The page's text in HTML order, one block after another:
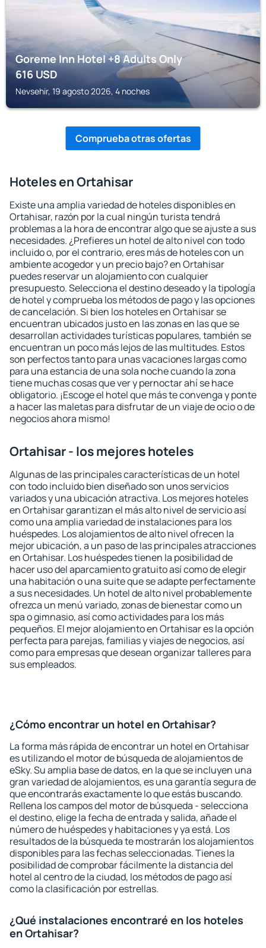
Goreme Inn Hotel +8 Adults Only
616USD
Nevsehir, 19 agosto 2026, 4 noches
Comprueba otras ofertas
Hoteles en Ortahisar
Existe una amplia variedad de hoteles disponibles en
Ortahisar, razón por la cual ningún turista tendrá
problemas a la hora de encontrar algo que se ajuste a sus
necesidades. ¿Prefieres un hotel de alto nivel con todo
incluido o, por el contrario, eres más de hoteles con un
ambiente acogedor y un precio bajo? en Ortahisar
puedes reservar un alojamiento con cualquier
presupuesto. Selecciona el destino deseado y la tipología
de hotel y comprueba los métodos de pago y las opciones
de cancelación. Si bien los hoteles en Ortahisar se
encuentran ubicados justo en las zonas en las que se
desarrollan actividades turísticas populares, también se
encuentran un poco más lejos de las multitudes. Estos
son perfectos tanto para unas vacaciones largas como
para una estancia de una sola noche cuando la zona
tiene muchas cosas que ver y pernoctar ahí se hace
obligatorio. ¡Escoge el hotel que más te convenga y ponte
a hacer las maletas para disfrutar de un viaje de ocio o de
negocios ahora mismo!
Ortahisar - los mejores hoteles
Algunas de las principales características de un hotel
con todo incluido bien diseñado son unos servicios
variados y una ubicación atractiva. Los mejores hoteles
en Ortahisar garantizan el más alto nivel de servicio así
como una amplia variedad de instalaciones para los
huéspedes. Los alojamientos de alto nivel ofrecen la
mejor ubicación, a un paso de las principales atracciones
en Ortahisar. Los huéspedes tienen la posibilidad de
hacer uso del aparcamiento gratuito así como de elegir
una habitación o una suite que se adapte perfectamente
a sus necesidades. Un hotel de alto nivel probablemente
ofrezca un menú variado, zonas de bienestar como un
spa o gimnasio, así como actividades para los más
pequeños. El mejor alojamiento en Ortahisar es la opción
perfecta para parejas, familias y viajes de negocios, así
como para empresas que desean organizar talleres para
sus empleados.
¿Cómo encontrar un hotel en Ortahisar?
La forma más rápida de encontrar un hotel en Ortahisar
es utilizando el motor de búsqueda de alojamientos de
eSky. Su amplia base de datos, en la que se incluyen una
gran variedad de alojamientos, es una garantía segura de
que encontrarás exactamente lo que estás buscando.
Rellena los campos del motor de búsqueda - selecciona
el destino, elige la fecha de entrada y salida, añade el
número de huéspedes y habitaciones y ya está. Los
resultados de la búsqueda te mostrarán los alojamientos
disponibles para las fechas seleccionadas. Tienes la
posibilidad de comprobar fácilmente la distancia del
hotel al centro de la ciudad, los métodos de pago así
como la clasificación por estrellas.
¿Qué instalaciones encontraré en los hoteles
en Ortahisar?